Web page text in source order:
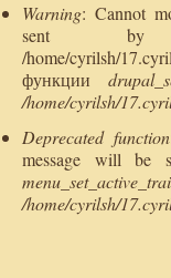
Warning: Cannot
sent by
/home/cyrilsh/
функции
/home/cyrilsh/
Deprecated function
message will be
/home/cyrilsh/